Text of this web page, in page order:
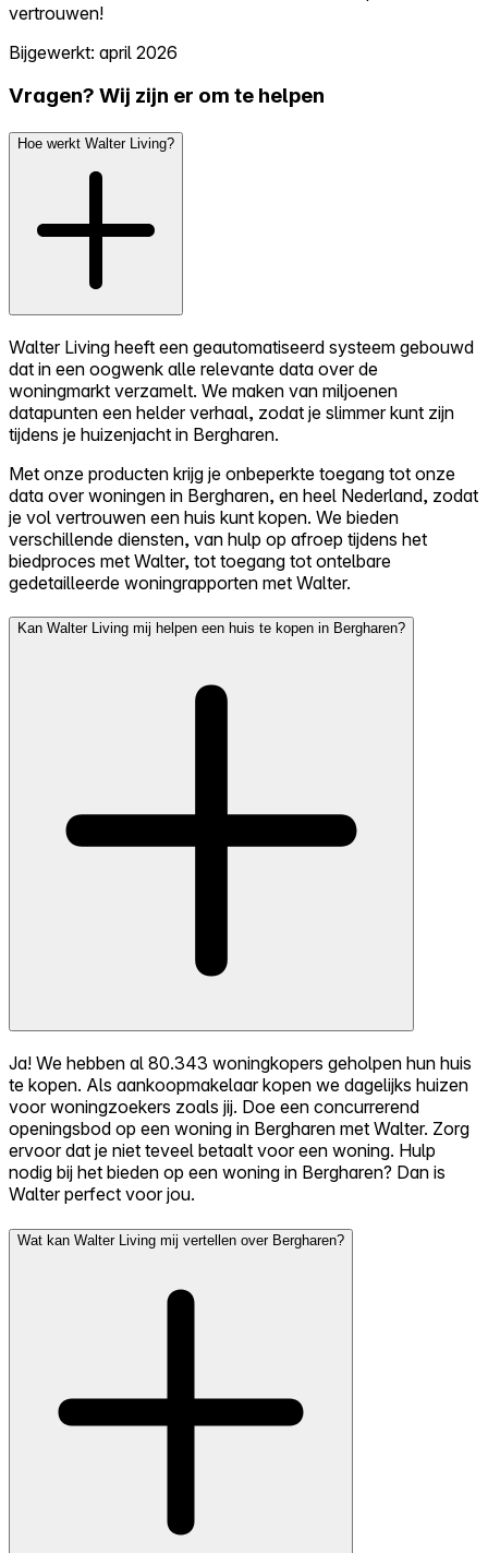
vertrouwen!
Bijgewerkt: april 2026
Vragen? Wij zijn er om te helpen
Hoe werkt Walter Living?
Walter Living heeft een geautomatiseerd systeem gebouwd
dat in een oogwenk alle relevante data over de
woningmarkt verzamelt. We maken van miljoenen
datapunten een helder verhaal, zodat je slimmer kunt zijn
tijdens je huizenjacht in Bergharen.
Met onze producten krijg je onbeperkte toegang tot onze
data over woningen in Bergharen, en heel Nederland, zodat
je vol vertrouwen een huis kunt kopen. We bieden
verschillende diensten, van hulp op afroep tijdens het
biedproces met Walter, tot toegang tot ontelbare
gedetailleerde woningrapporten met Walter.
Kan Walter Living mij helpen een huis te kopen in Bergharen?
Ja! We hebben al 80.343 woningkopers geholpen hun huis
te kopen. Als aankoopmakelaar kopen we dagelijks huizen
voor woningzoekers zoals jij. Doe een concurrerend
openingsbod op een woning in Bergharen met Walter. Zorg
ervoor dat je niet teveel betaalt voor een woning. Hulp
nodig bij het bieden op een woning in Bergharen? Dan is
Walter perfect voor jou.
Wat kan Walter Living mij vertellen over Bergharen?